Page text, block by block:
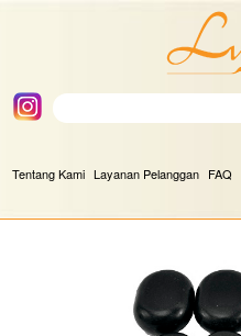
Tentang Kami Layanan Pelanggan FAQ